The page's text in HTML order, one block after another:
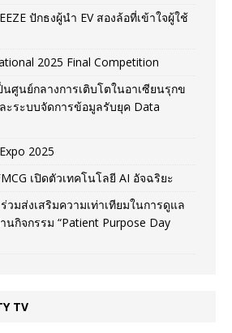
ปักธงผู้นำ EV สองล้อที่เข้าใจผู้ใช้
2025 Final Competition
นศูนย์กลางการเติบโตในอาเซียนรุกข
ะระบบจัดการข้อมูลรับยุค Data
2025
เปิดตัวเทคโนโลยี AI อัจฉริยะ
วมส่งเสริมความเท่าเทียมในการดูแล
กิจกรรม “Patient Purpose Day
TV